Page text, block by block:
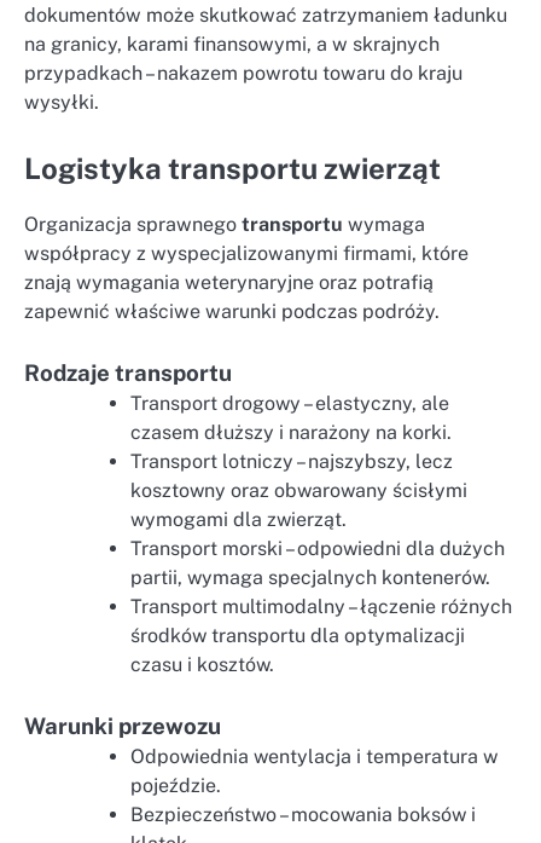
dokumentów może skutkować zatrzymaniem ładunku
na granicy, karami finansowymi, a w skrajnych
przypadkach – nakazem powrotu towaru do kraju
wysyłki.
Logistyka transportu zwierząt
Organizacja sprawnego transportu wymaga
współpracy z wyspecjalizowanymi firmami, które
znają wymagania weterynaryjne oraz potrafią
zapewnić właściwe warunki podczas podróży.
Rodzaje transportu
Transport drogowy – elastyczny, ale
czasem dłuższy i narażony na korki.
Transport lotniczy – najszybszy, lecz
kosztowny oraz obwarowany ścisłymi
wymogami dla zwierząt.
Transport morski – odpowiedni dla dużych
partii, wymaga specjalnych kontenerów.
Transport multimodalny – łączenie różnych
środków transportu dla optymalizacji
czasu i kosztów.
Warunki przewozu
Odpowiednia wentylacja i temperatura w
pojeździe.
Bezpieczeństwo – mocowania boksów i